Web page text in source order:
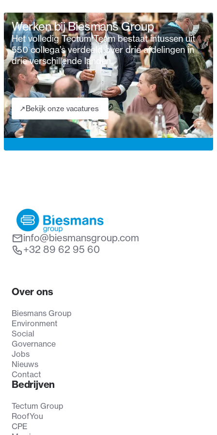
Werken bij Biesmans Group
Het volledig Tectum Team bestaat intussen uit
550 collega’s verdeeld over drie afdelingen in
drie verschillende landen.
↗
↗
Bekijk onze vacatures
info@biesmansgroup.com
+32 89 62 95 60
Over ons
Biesmans Group
Environment
Social
Governance
Jobs
Nieuws
Contact
Bedrijven
Tectum Group
RoofYou
CPE